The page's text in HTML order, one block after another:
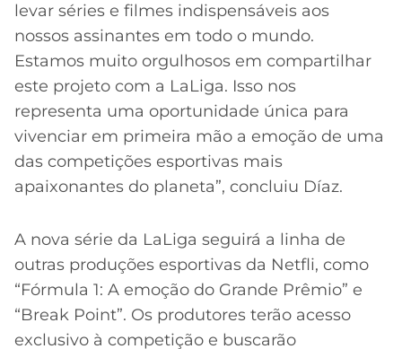
levar séries e filmes indispensáveis aos
nossos assinantes em todo o mundo.
Estamos muito orgulhosos em compartilhar
este projeto com a LaLiga. Isso nos
representa uma oportunidade única para
vivenciar em primeira mão a emoção de uma
das competições esportivas mais
apaixonantes do planeta”, concluiu Díaz.
A nova série da LaLiga seguirá a linha de
outras produções esportivas da Netfli, como
“Fórmula 1: A emoção do Grande Prêmio” e
“Break Point”. Os produtores terão acesso
exclusivo à competição e buscarão